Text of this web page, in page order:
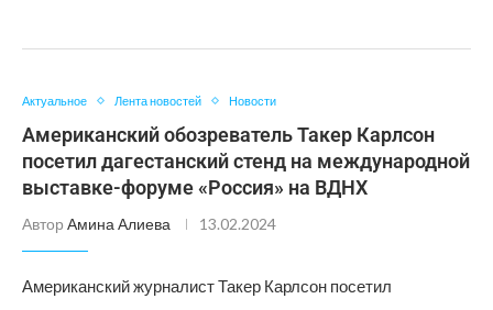
Актуальное Лента новостей Новости
Американский обозреватель Такер Карлсон
посетил дагестанский стенд на международной
выставке-форуме «Россия» на ВДНХ
Автор Амина Алиева 13.02.2024
Американский журналист Такер Карлсон посетил